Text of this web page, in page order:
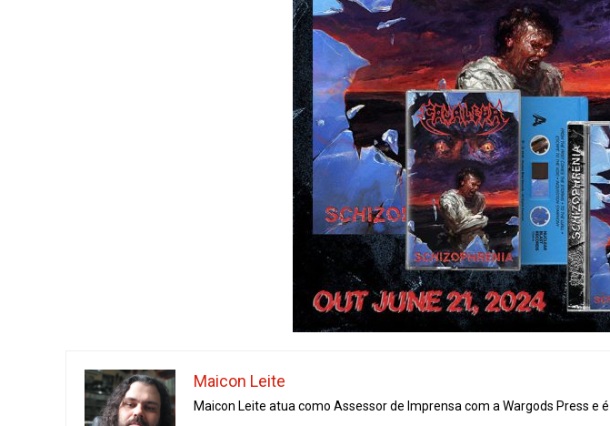
Maicon Leite
Maicon Leite atua como Assessor de Imprensa com a Wargods Press e